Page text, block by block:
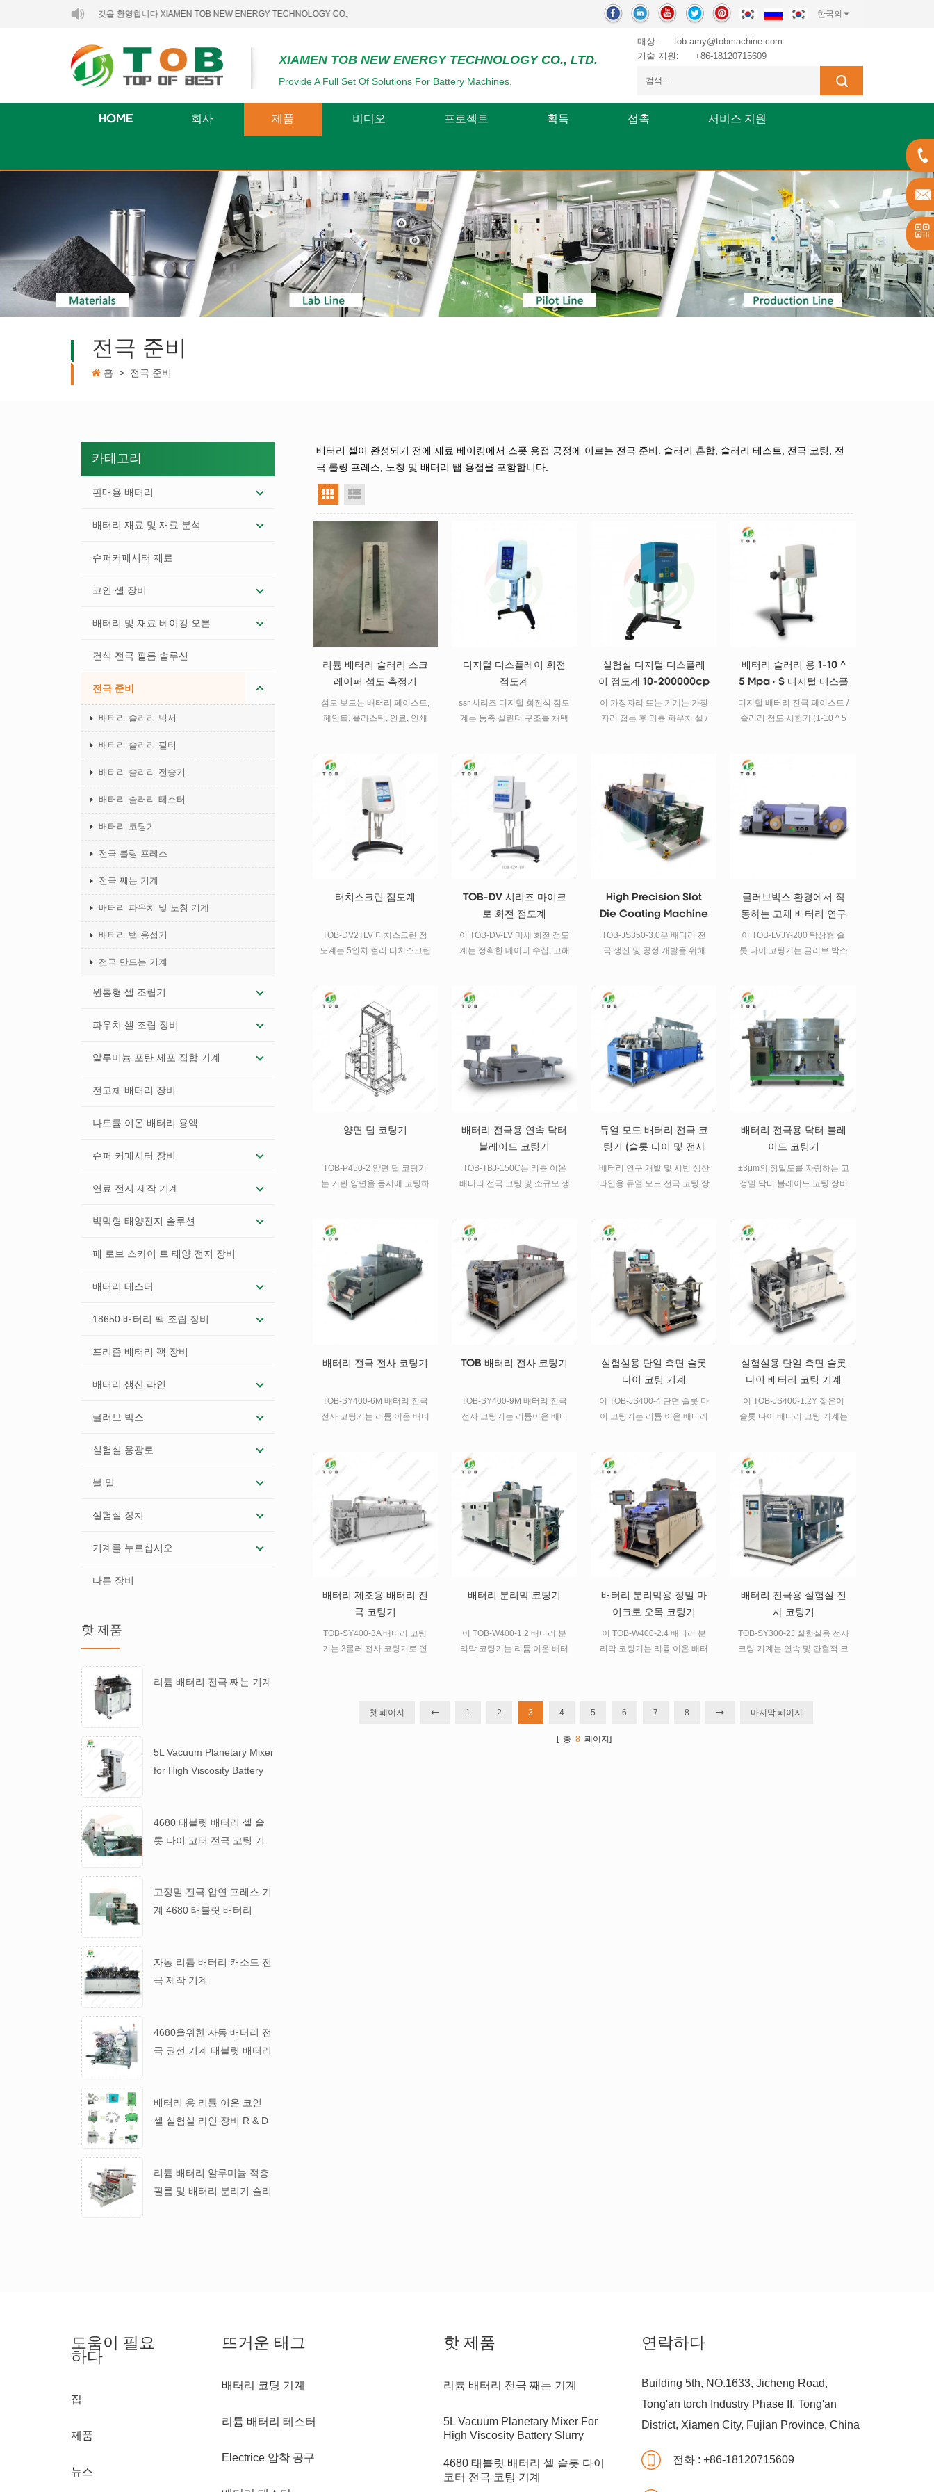
에 오신 것을 환영합니다 XIAMEN TOB NEW ENERGY TECHNOLOGY CO., LTD.. 한국의
XIAMEN TOB NEW ENERGY TECHNOLOGY CO., LTD.
Provide A Full Set Of Solutions For Battery Machines.
매상:
tob.amy@tobmachine.com
기술 지원:
+86-18120715609
HOME 회사 제품 비디오 프로젝트 획득 접촉 서비스 지원
전극 준비
홈 > 전극 준비
카테고리
판매용 배터리
배터리 재료 및 재료 분석
슈퍼커패시터 재료
코인 셀 장비
배터리 및 재료 베이킹 오븐
건식 전극 필름 솔루션
전극 준비
배터리 슬러리 믹서
배터리 슬러리 필터
배터리 슬러리 전송기
배터리 슬러리 테스터
배터리 코팅기
전극 롤링 프레스
전극 째는 기계
배터리 파우치 및 노칭 기계
배터리 탭 용접기
전극 만드는 기계
원통형 셀 조립기
파우치 셀 조립 장비
알루미늄 포탄 세포 집합 기계
전고체 배터리 장비
나트륨 이온 배터리 용액
슈퍼 커패시터 장비
연료 전지 제작 기계
박막형 태양전지 솔루션
페 로브 스카이 트 태양 전지 장비
배터리 테스터
18650 배터리 팩 조립 장비
프리즘 배터리 팩 장비
배터리 생산 라인
글러브 박스
실험실 용광로
볼 밀
실험실 장치
기계를 누르십시오
다른 장비
핫 제품
리튬 배터리 전극 째는 기계
5L Vacuum Planetary Mixer
for High Viscosity Battery
4680 태블릿 배터리 셀 슬
롯 다이 코터 전극 코팅 기
고정밀 전극 압연 프레스 기
계 4680 태블릿 배터리
자동 리튬 배터리 캐소드 전
극 제작 기계
4680을위한 자동 배터리 전
극 권선 기계 태블릿 배터리
배터리 용 리튬 이온 코인
셀 실험실 라인 장비 R & D
리튬 배터리 알루미늄 적층
필름 및 배터리 분리기 슬리
배터리 셀이 완성되기 전에 재료 베이킹에서 스폿 용접 공정에 이르는 전극 준비. 슬러리 혼합, 슬러리 테스트, 전극 코팅, 전
극 롤링 프레스, 노칭 및 배터리 탭 용접을 포함합니다.
그리드 뷰
리튬 배터리 슬러리 스크
레이퍼 섬도 측정기
섬도 보드는 배터리 페이스트,
페인트, 플라스틱, 안료, 인쇄
용 중에 분산 된 제품의 섬도를
측정하는 데 사용됩니다.
디지털 디스플레이 회전
점도계
ssr 시리즈 디지털 회전식 점도
계는 동축 실린더 구조를 채택
의 양이 매우 작습니다 .7ml
-13ml (0 번 로터의 경우
21ml), 순환 온도 조절 워터 재
킷 옵션을 사용할 수 있습니다
온도 조절 수조와 함께 측정 샘
이 매우 편리하고 측정 값이 정
확합니다. 귀중한 샘플과 희귀
다.
실험실 디지털 디스플레
이 점도계 10-200000cp
이 가장자리 뜨는 기계는 가장
자리 접는 후 리튬 파우치 셀 /
배터리 슬러리 용 1-10 ^
5 Mpa · S 디지털 디스플
레이 점도계
디지털 배터리 전극 페이스트 /
슬러리 점도 시험기 (1-10 ^ 5
체상의 전극 코팅 동안 중요한
역할을하기 때문에, 테스터를
터링하고 조정해야한다. 일반
적으로 캐소드 슬러리 점도는
6000-1000cp 범위에서 제어
지털 점도계는 10-100000cp
의 점도 시험 범위를 가지고 있
습니다. 계산하지 않고 직접 테
스트 결과를 화면에 표시합니
장비입니다. 모델 디지털 디스
플레이 점도계 TOB-NDJ-5S
디스플레이 영어 패널 디스플
레이 회전 속도 (rpm / min)
6/12/30/60 표준 로터 사양 1 #
/ 2 # / 3 # / 4 # 로터, 1-10cp
범위에서 점도 테스트를 위해
mpa.s 측정 정확도 (뉴턴 액
체) ± 1 % 반복적 인 오류 (뉴
제외) 작동 온도 5-35 ℃ 작동
습도 ≤80 % 소스 전압 AC
100-230V 45-65HZ 구조
rs232 날짜 입력 포트 날짜 처
리 소프트웨어를 선택할 수 있
습니다 패키지 및 배송 1 표준
수출 패키지 : 내부 충돌 방지
보호, 외부 수출 나무 상자 패
바다 요구에 따라 가장 적합한
배송 모드 3 운송 과정에서 손
부분을 변경 4 고객의 국가 요
구 사항에 따라 적절한 전압 입
지원하는 기계를 공급합니다.
2 우리는 또한 폴리머 배터리,
실린더 배터리, 휴대 전화 배터
리, EV 배터리를 포함한 리튬
배터리에 대한 전체 재료 세트
를 공급할 수 있습니다. 3 우리
는 또한 실험실 연구, 시험 규
튬 배터리 장비의 전체 ​​세트를
산을위한 배터리 기술의 전체
세트를 제공 할 수 있습니다.
tob.amy@tobmachine.com 스
터치스크린 점도계
TOB-DV2TLV 터치스크린 점
도계는 5인치 컬러 터치스크린
을 안내하여 점도 측정을 빠르
고 쉽게 수행할 수 있도록 합니
다. 강력한 프로그래밍 기능과
고급 데이터 분석 기능을 갖춘
DV2T는 정밀성, 다재다능함,
그리고 사용 편의성을 요구하
는 실험실에 이상적입니다.
TOB-DV 시리즈 마이크
로 회전 점도계
이 TOB-DV-LV 미세 회전 점도
계는 정확한 데이터 수집, 고해
괄적인 기능을 갖춘 고급 기계
합니다. 이 장비는 높은 측정
감도, 신뢰할 수 있는 테스트
결과, 쉬운 작동 및 아름다운
외관을 특징으로 합니다.
High Precision Slot
Die Coating Machine
For Lithium Battery
Electrode
TOB-JS350-3.0은 배터리 전
극 생산 및 공정 개발을 위해
안정적인 장력 시스템, 그리고
장비는 파일럿 규모 및 고급 실
험실 환경에 이상적인 솔루션
입니다.
글러브박스 환경에서 작
동하는 고체 배터리 연구
개발용 슬롯 다이 코팅기
이 TOB-LVJY-200 탁상형 슬
롯 다이 코팅기는 글러브 박스
균일성 및 안정적인 슬러리 공
급을 제공하여 고체 배터리 연
구에 이상적입니다.
양면 딥 코팅기
TOB-P450-2 양면 딥 코팅기
는 기판 양면을 동시에 코팅하
견인부, 권취부, 전자 제어부로
구성됩니다. 교반된 슬러리는
기판에 균일하게 코팅되어 크
기와 무게가 공정 범위 내에 있
도록 합니다. 건조 후 롤업하여
후속 공정을 준비합니다.
배터리 전극용 연속 닥터
블레이드 코팅기
TOB-TBJ-150C는 리튬 이온
배터리 전극 코팅 및 소규모 생
듀얼 모드 배터리 전극 코
팅기 (슬롯 다이 및 전사
방식)
배터리 연구 개발 및 시범 생산
라인용 듀얼 모드 전극 코팅 장
350mm, 정밀도 ±3um. NMC,
LFP, 흑연 소재에 사용 가능.
배터리 전극용 닥터 블레
이드 코팅기
±3μm의 정밀도를 자랑하는 고
정밀 닥터 블레이드 코팅 장비
건조 기능과 연속 코팅 시스템
을 갖추고 있습니다. 리튬 이온
배터리, 슈퍼커패시터 및 실험
실 규모의 코팅 작업에 이상적
입니다.
배터리 전극 전사 코팅기
TOB-SY400-6M 배터리 전극
전사 코팅기는 리튬 이온 배터
헤드부, 오븐부, 견인부, 와인
딩부, 전기제어부로 구성되어
TOB 배터리 전사 코팅기
TOB-SY400-9M 배터리 전극
전사 코팅기는 리튬이온 배터
헤드부, 오븐부, 견인부, 와인
딩부 및 전기 제어부로 구성됩
니다.
실험실용 단일 측면 슬롯
다이 코팅 기계
이 TOB-JS400-4 단면 슬롯 다
이 코팅기는 리튬 이온 배터리
부분, 머신 헤드 부분, 오븐 부
분, 견인 부분, 감기 부분 및 전
기 제어 부분으로 구성됩니다.
교반된 슬러리를 기판에 균일
하게 코팅하여 크기, 무게 등이
공정 범위 내에 있는지 확인합
니다. 건조처리 후 말아서 다음
공정을 준비합니다.
실험실용 단일 측면 슬롯
다이 배터리 코팅 기계
이 TOB-JS400-1.2Y 젊은이
슬롯 다이 배터리 코팅 기계는
니다. 주로 풀기 부분, 머신 헤
드 부분, 오븐 부분, 견인 부분,
감기 부분 및 전기 제어 부분으
로 구성됩니다.
배터리 제조용 배터리 전
극 코팅기
TOB-SY400-3A 배터리 코팅
기는 3롤러 전사 코팅기로 연
배터리 분리막 코팅기
이 TOB-W400-1.2 배터리 분
리막 코팅기는 리튬 이온 배터
배터리 분리막용 정밀 마
이크로 오목 코팅기
이 TOB-W400-2.4 배터리 분
리막 코팅기는 리튬 이온 배터
배터리 전극용 실험실 전
사 코팅기
TOB-SY300-2J 실험실용 전사
코팅 기계는 연속 및 간헐적 코
편리합니다.
첫 페이지 1 2 3 4 5 6 7 8 마지막 페이지
[ 총8 페이지]
도움이 필요
하다
집
제품
뉴스
뜨거운 태그
배터리 코팅 기계
리튬 배터리 테스터
Electrice 압착 공구
핫 제품
리튬 배터리 전극 째는 기계
5L Vacuum Planetary Mixer For
High Viscosity Battery Slurry
4680 태블릿 배터리 셀 슬롯 다이
코터 전극 코팅 기계
연락하다
Building 5th, NO.1633, Jicheng Road,
Tong'an torch Industry Phase II, Tong'an
District, Xiamen City, Fujian Province, China
전화 : +86-18120715609